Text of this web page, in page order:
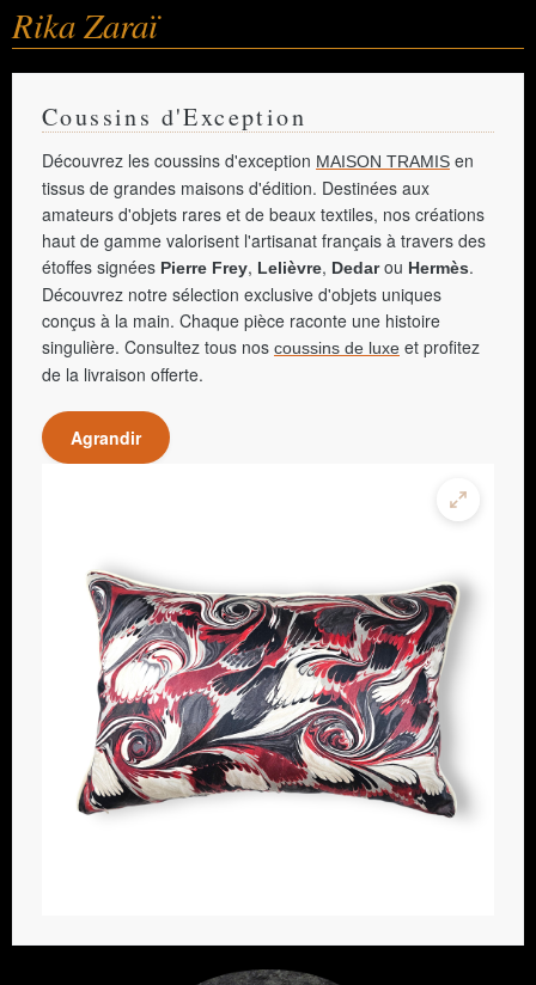
Rika Zaraï
Coussins d'Exception
Découvrez les coussins d'exception MAISON TRAMIS en
tissus de grandes maisons d'édition. Destinées aux
amateurs d'objets rares et de beaux textiles, nos créations
haut de gamme valorisent l'artisanat français à travers des
étoffes signées Pierre Frey, Lelièvre, Dedarou Hermès.
Découvrez notre sélection exclusive d'objets uniques
conçus à la main. Chaque pièce raconte une histoire
singulière. Consultez tous nos coussins de luxe et profitez
de la livraison offerte.
Agrandir